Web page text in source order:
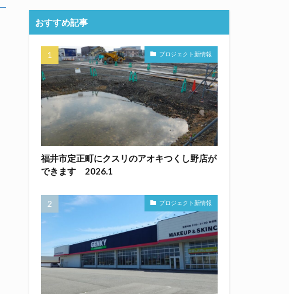
おすすめ記事
プロジェクト新情報
福井市定正町にクスリのアオキつくし野店が
できます 2026.1
プロジェクト新情報